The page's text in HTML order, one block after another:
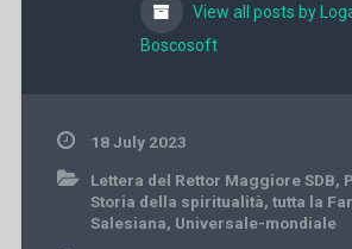
View all posts by
Boscosoft
18 July 2023
Lettera del Rettor Maggiore SDB,
Storia della spiritualità, tutta la
Salesiana, Universale-mondiale